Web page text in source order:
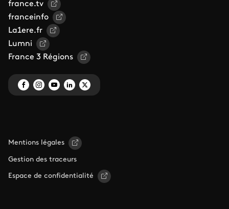
france.tv
franceinfo
La1ere.fr
Lumni
France 3 Régions
Mentions légales
Gestion des traceurs
Espace de confidentialité